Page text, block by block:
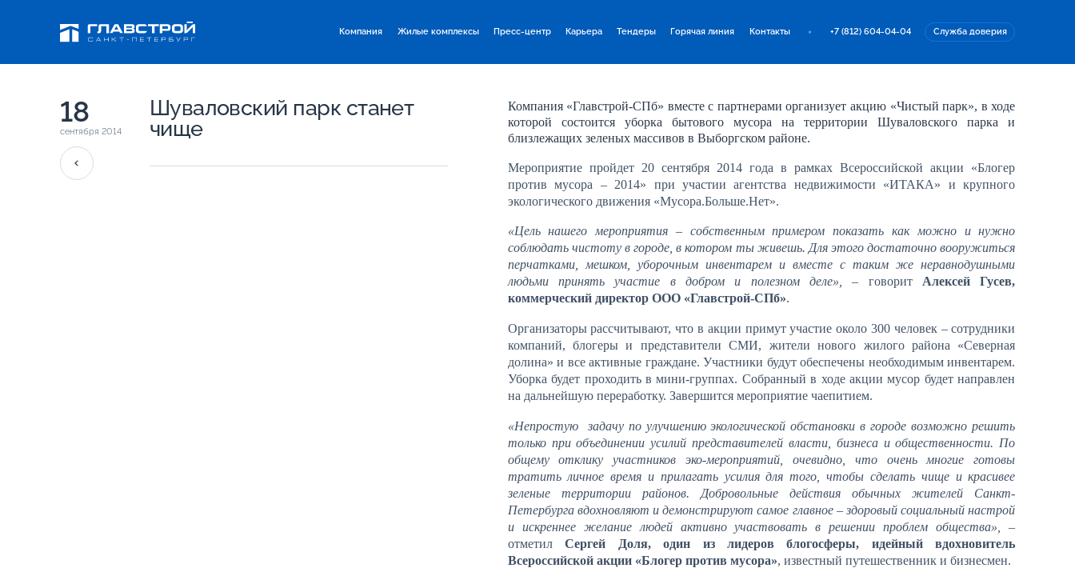
Компания Жилые комплексы Пресс-центр Карьера Тендеры Горячая линия Контакты +7 (812) 604-04-04 Служба доверия
18
сентября 2014
Шуваловский парк станет
чище
Компания «Главстрой-СПб» вместе с партнерами организует акцию «Чистый парк», в ходе
которой состоится уборка бытового мусора на территории Шуваловского парка и
близлежащих зеленых массивов в Выборгском районе.
Мероприятие пройдет 20 сентября 2014 года в рамках Всероссийской акции «Блогер
против мусора – 2014» при участии агентства недвижимости «ИТАКА» и крупного
экологического движения «Мусора.Больше.Нет».
«Цель нашего мероприятия – собственным примером показать как можно и нужно
соблюдать чистоту в городе, в котором ты живешь. Для этого достаточно вооружиться
перчатками, мешком, уборочным инвентарем и вместе с таким же неравнодушными
людьми принять участие в добром и полезном деле»,
– говорит Алексей Гусев,
коммерческий директор ООО «Главстрой-СПб».
Организаторы рассчитывают, что в акции примут участие около 300 человек – сотрудники
компаний, блогеры и представители СМИ, жители нового жилого района «Северная
долина» и все активные граждане. Участники будут обеспечены необходимым инвентарем.
Уборка будет проходить в мини-группах. Собранный в ходе акции мусор будет направлен
на дальнейшую переработку. Завершится мероприятие чаепитием.
«Непростую задачу по улучшению экологической обстановки в городе возможно решить
только при объединении усилий представителей власти, бизнеса и общественности. По
общему отклику участников эко-мероприятий, очевидно, что очень многие готовы
тратить личное время и прилагать усилия для того, чтобы сделать чище и красивее
зеленые территории районов. Добровольные действия обычных жителей Санкт-
Петербурга вдохновляют и демонстрируют самое главное – здоровый социальный настрой
и искреннее желание людей активно участвовать в решении проблем общества»,
–
отметилСергей Доля, один из лидеров блогосферы, идейный вдохновитель
Всероссийской акции «Блогер против мусора», известный путешественник и бизнесмен.